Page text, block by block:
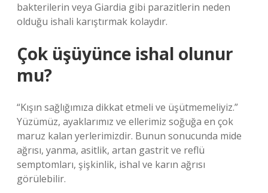
bakterilerin veya Giardia gibi parazitlerin neden
olduğu ishali karıştırmak kolaydır.
Çok üşüyünce ishal olunur
mu?
“Kışın sağlığımıza dikkat etmeli ve üşütmemeliyiz.”
Yüzümüz, ayaklarımız ve ellerimiz soğuğa en çok
maruz kalan yerlerimizdir. Bunun sonucunda mide
ağrısı, yanma, asitlik, artan gastrit ve reflü
semptomları, şişkinlik, ishal ve karın ağrısı
görülebilir.